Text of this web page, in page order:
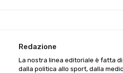
Redazione
La nostra linea editoriale è fatta
dalla politica allo sport, dalla